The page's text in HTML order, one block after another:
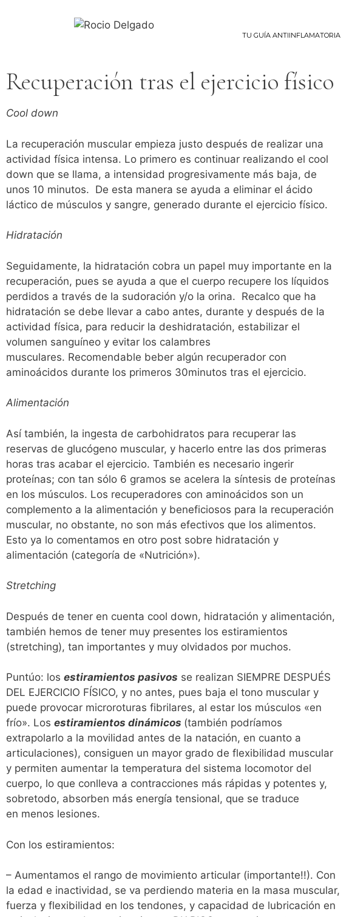
TU GUÍA ANTIINFLAMATORIA
Recuperación tras el ejercicio físico
Cool down
La recuperación muscular empieza justo después de realizar una
actividad física intensa. Lo primero es continuar realizando el cool
down que se llama, a intensidad progresivamente más baja, de
unos 10 minutos. De esta manera se ayuda a eliminar el ácido
láctico de músculos y sangre, generado durante el ejercicio físico.
Hidratación
Seguidamente, la hidratación cobra un papel muy importante en la
recuperación, pues se ayuda a que el cuerpo recupere los líquidos
perdidos a través de la sudoración y/o la orina. Recalco que ha
hidratación se debe llevar a cabo antes, durante y después de la
actividad física, para reducir la deshidratación, estabilizar el
volumen sanguíneo y evitar los calambres
musculares. Recomendable beber algún recuperador con
aminoácidos durante los primeros 30minutos tras el ejercicio.
Alimentación
Así también, la ingesta de carbohidratos para recuperar las
reservas de glucógeno muscular, y hacerlo entre las dos primeras
horas tras acabar el ejercicio. También es necesario ingerir
proteínas; con tan sólo 6 gramos se acelera la síntesis de proteínas
en los músculos. Los recuperadores con aminoácidos son un
complemento a la alimentación y beneficiosos para la recuperación
muscular, no obstante, no son más efectivos que los alimentos.
Esto ya lo comentamos en otro post sobre hidratación y
alimentación (categoría de «Nutrición»).
Stretching
Después de tener en cuenta cool down, hidratación y alimentación,
también hemos de tener muy presentes los estiramientos
(stretching), tan importantes y muy olvidados por muchos.
Puntúo: los estiramientos pasivos se realizan SIEMPRE DESPUÉS
DEL EJERCICIO FÍSICO, y no antes, pues baja el tono muscular y
puede provocar microroturas fibrilares, al estar los músculos «en
frío». Los estiramientos dinámicos (también podríamos
extrapolarlo a la movilidad antes de la natación, en cuanto a
articulaciones), consiguen un mayor grado de flexibilidad muscular
y permiten aumentar la temperatura del sistema locomotor del
cuerpo, lo que conlleva a contracciones más rápidas y potentes y,
sobretodo, absorben más energía tensional, que se traduce
en menos lesiones.
Con los estiramientos:
– Aumentamos el rango de movimiento articular (importante!!). Con
la edad e inactividad, se va perdiendo materia en la masa muscular,
fuerza y flexibilidad en los tendones, y capacidad de lubricación en